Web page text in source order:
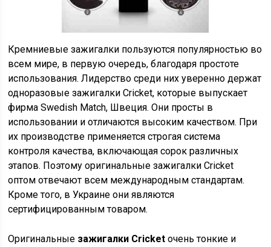
Кремниевые зажигалки пользуются популярностью во
всем мире, в первую очередь, благодаря простоте
использования. Лидерство среди них уверенно держат
одноразовые зажигалки Cricket, которые выпускает
фирма Swedish Match, Швеция. Они просты в
использовании и отличаются высоким качеством. При
их производстве применяется строгая система
контроля качества, включающая сорок различных
этапов. Поэтому оригинальные зажигалки Cricket
оптом отвечают всем международным стандартам.
Кроме того, в Украине они являются
сертифицированным товаром.
Оригинальные зажигалки Cricket очень тонкие и